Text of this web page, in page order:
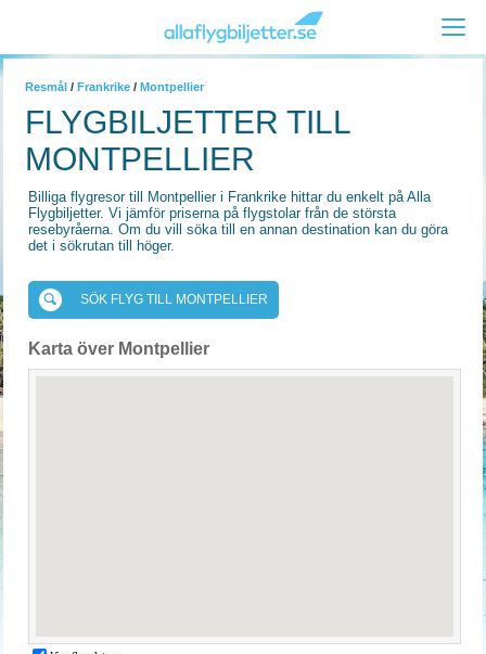
Resmål / Frankrike / Montpellier
FLYGBILJETTER TILL
MONTPELLIER
Billiga flygresor till Montpellier i Frankrike hittar du enkelt på Alla
Flygbiljetter. Vi jämför priserna på flygstolar från de största
resebyråerna. Om du vill söka till en annan destination kan du göra
det i sökrutan till höger.
SÖK FLYG TILL MONTPELLIER
Karta över Montpellier